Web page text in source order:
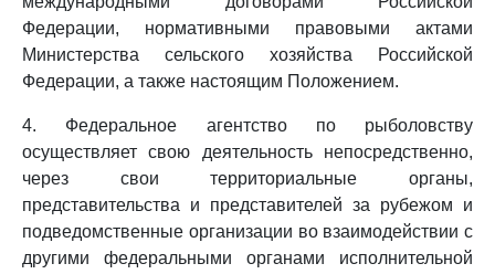
Федерации, нормативными правовыми актами
Министерства сельского хозяйства Российской
Федерации, а также настоящим Положением.
4. Федеральное агентство по рыболовству
осуществляет свою деятельность непосредственно,
через свои территориальные органы,
представительства и представителей за рубежом и
подведомственные организации во взаимодействии с
другими федеральными органами исполнительной